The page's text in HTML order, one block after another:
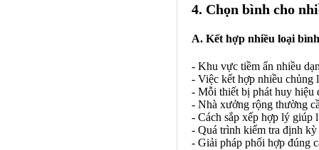
4. Chọn bình cho
A. Kết hợp nhiều loại bình
- Khu vực tiềm ẩn nhiều
- Việc kết hợp nhiều chủng
- Mỗi thiết bị phát huy hiệu
- Nhà xưởng rộng thường
- Cách sắp xếp hợp lý giúp
- Quá trình kiểm tra định
- Giải pháp phối hợp đúng